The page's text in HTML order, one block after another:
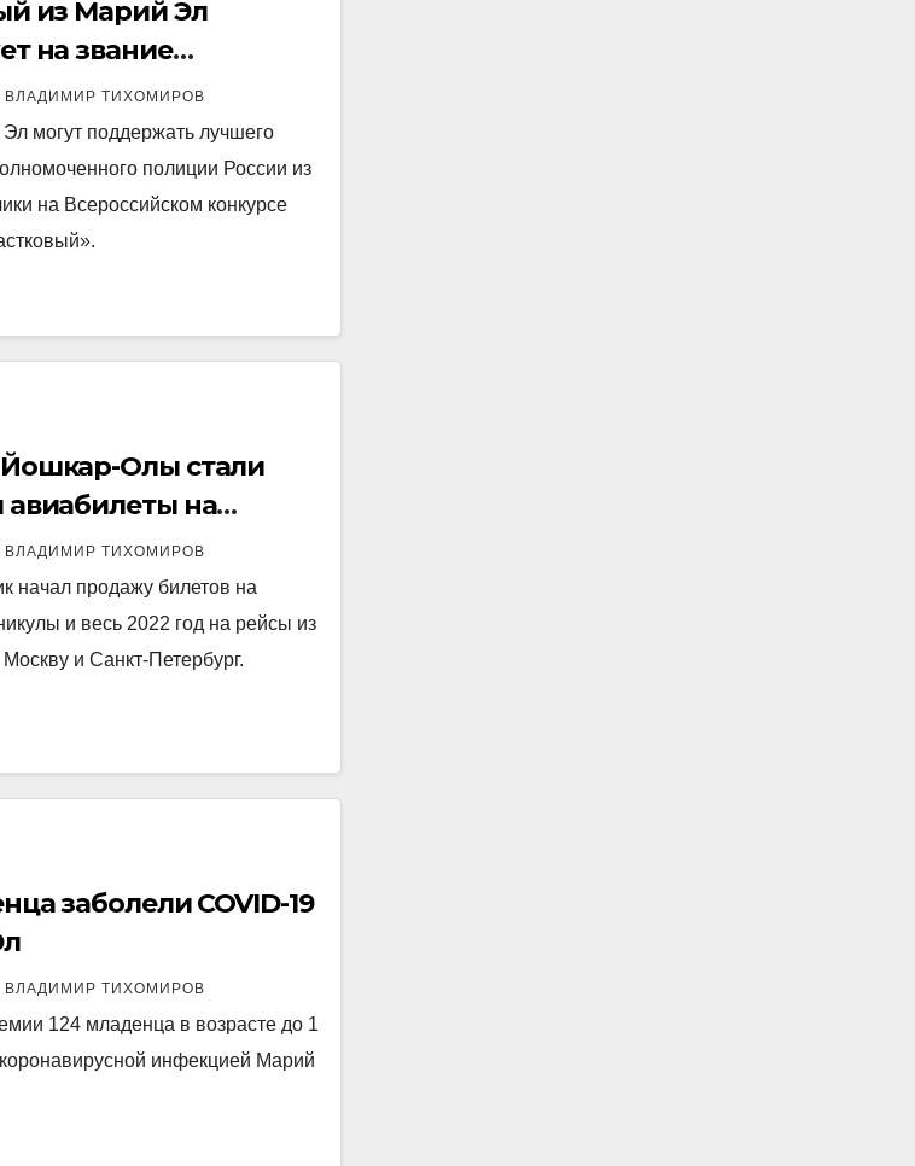
из Марий Эл
на звание
ВЛАДИМИР ТИХОМИРОВ
могут поддержать лучшего
полиции России из
на Всероссийском конкурсе
Олы стали
на
праздники
ВЛАДИМИР ТИХОМИРОВ
начал продажу билетов на
и весь 2022 год на рейсы из
и Санкт-Петербург.
заболели COVID-19
ВЛАДИМИР ТИХОМИРОВ
124 младенца в возрасте до 1
инфекцией Марий